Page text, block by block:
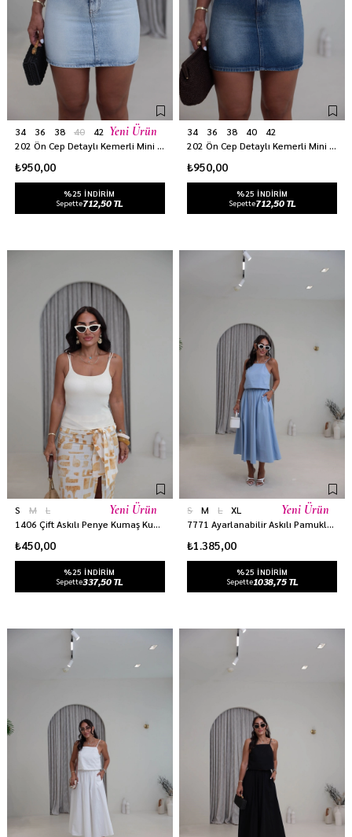
34 36 38 40
42
202 Ön Cep Detaylı Kemerli Mini Denim Etek BUZ MAVİ
₺950,00
%25 INDIRIM
Sepette712,50 TL
Yeni Ürün 34 36 38 40
42
202 Ön Cep Detaylı Kemerli Mini Denim Etek MAVİ
₺950,00
%25 INDIRIM
Sepette712,50 TL
S M
L
1406 Çift Askılı Penye Kumaş Kuplu Atlet KREM
₺450,00
%25 INDIRIM
Sepette337,50 TL
Yeni Ürün S M L
XL
7771 Ayarlanabilir Askılı Pamuklu Kumaş Takım BEBE MAVİ
₺1.385,00
%25 INDIRIM
Sepette1038,75 TL
Yeni Ürün